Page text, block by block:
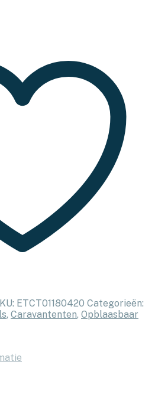
ETCT01180420 Categorieën:
, Caravantenten, Opblaasbaar